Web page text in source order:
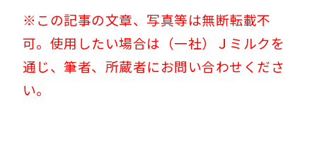
※この記事の文章、写真等は無断転載不
可。使用したい場合は（一社）Ｊミルクを
通じ、筆者、所蔵者にお問い合わせくださ
い。